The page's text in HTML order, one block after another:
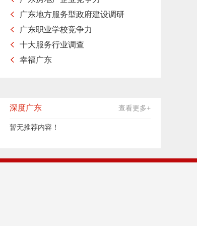
广东地方服务型政府建设调研
广东职业学校竞争力
十大服务行业调查
幸福广东
深度广东 查看更多+
暂无推荐内容！